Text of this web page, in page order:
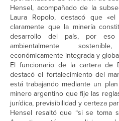
Hensel, acompañado de la
Laura Ropolo, destacó que
claramente que la minería
desarrollo del país, por
ambientalmente
económicamente integrada y
El funcionario de la cartera de
destacó el fortalecimiento del
está trabajando mediante un
minero argentino que fije las
jurídica, previsibilidad y certeza
Hensel resaltó que “si se toma